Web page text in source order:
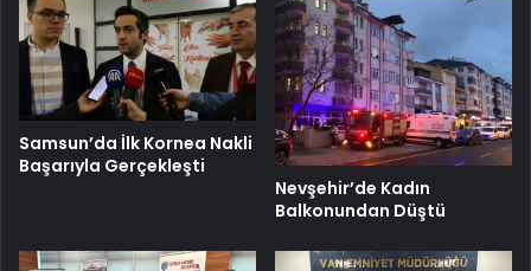
Samsun’da İlk Kornea Nakli
Başarıyla Gerçekleşti
Nevşehir’de Kadın
Balkonundan Düştü